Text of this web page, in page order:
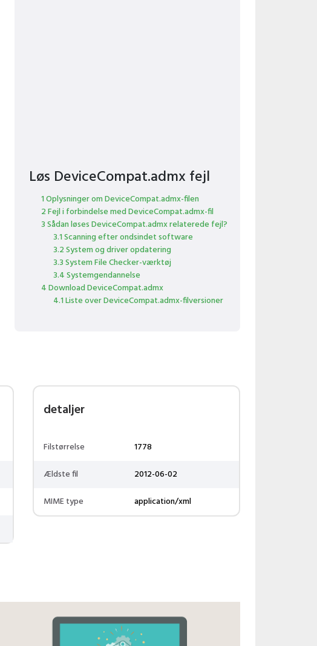
Løs DeviceCompat.admx fejl
1 Oplysninger om DeviceCompat.admx-filen
2 Fejl i forbindelse med DeviceCompat.admx-fil
3 Sådan løses DeviceCompat.admx relaterede fejl?
3.1 Scanning efter ondsindet software
3.2 System og driver opdatering
3.3 System File Checker-værktøj
3.4 Systemgendannelse
4 Download DeviceCompat.admx
4.1 Liste over DeviceCompat.admx-filversioner
detaljer
Filstørrelse
1778
Ældste fil
2012-06-02
MIME type
application/xml